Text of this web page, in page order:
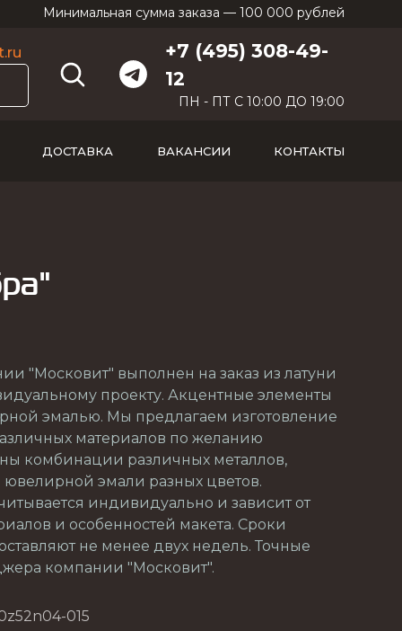
Минимальная сумма заказа — 100 000 рублей
+7 (495) 308-49-
12
ПН - ПТ С 10:00 ДО 19:00
ДОСТАВКА ВАКАНСИИ КОНТАКТЫ
"Московит" выполнен на заказ из латуни
проекту. Акцентные элементы
эмалью. Мы предлагаем изготовление
материалов по желанию
комбинации различных металлов,
эмали разных цветов.
индивидуально и зависит от
и особенностей макета. Сроки
не менее двух недель. Точные
компании "Московит".
015